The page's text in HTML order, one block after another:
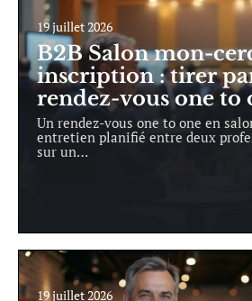
19 juillet 2026
B2B Salon mon-
inscription : tirer
rendez-vous one to
Un rendez-vous one to one en
entretien planifié entre deux
sur un…
19 juillet 2026